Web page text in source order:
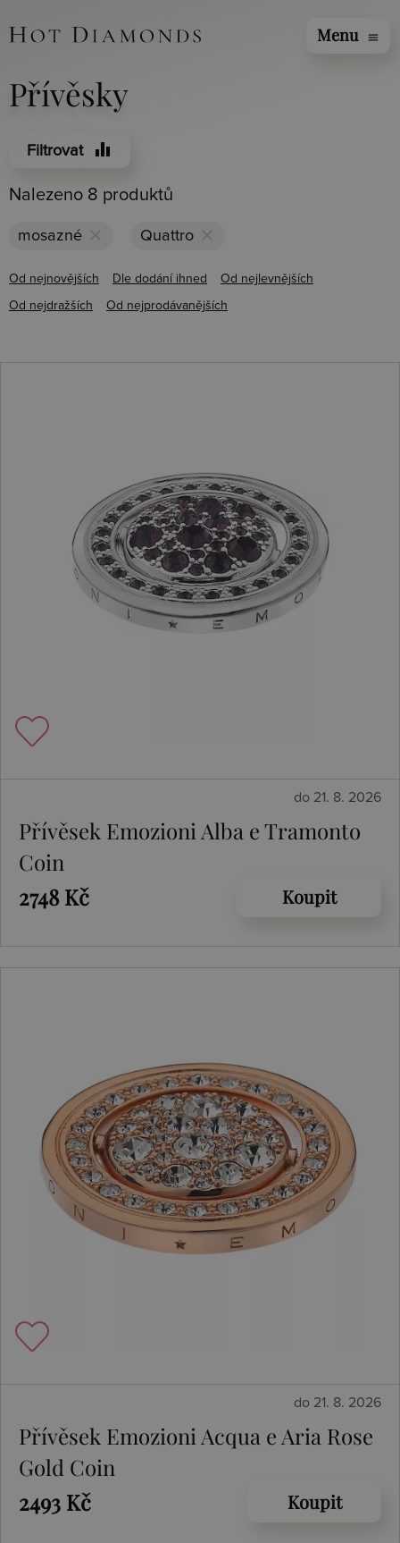
Menu menu
Přívěsky
Filtrovat equalizer
Nalezeno 8 produktů
mosazné clear Quattro clear
Od nejnovějších Dle dodání ihned Od nejlevnějších
Od nejdražších Od nejprodávanějších
do 21. 8. 2026
Přívěsek Emozioni Alba e Tramonto
Coin
2748 Kč
Koupit
do 21. 8. 2026
Přívěsek Emozioni Acqua e Aria Rose
Gold Coin
2493 Kč
Koupit